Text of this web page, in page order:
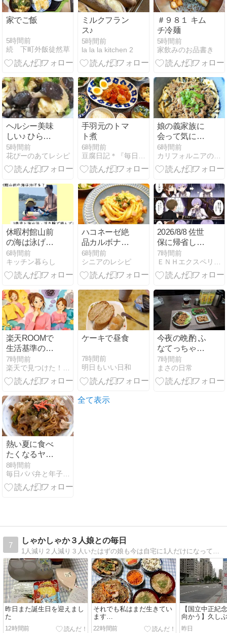
家でご飯
5時間前
続 下町外飯徒然草
ミルクフラン
ス♪
5時間前
la la la kitchen 2
＃９８１ キム
チ冷麺
5時間前
家飲みのお品書き
ヘルシー美味
しい♪ ひらた
けとたまごの
めんつゆバタ
ー炒め
5時間前
花ぴーのあてレシピ
手羽元のトマ
ト煮
6時間前
娘の義家族に
会って気にな
っていること
6時間前
カリフォルニアのばあさんブログ
休暇村館山前
の海は泳げ
る？3歳児と
海水浴・浮き
輪で遊んでみ
6時間前
キッチン暮らし
ハコネーゼ絶
品カルボナー
ラ
6時間前
シニアのレシピ
2026/8/8 佐世
保に帰省した
ので、ミニ漫
画（ジェイ
ド）
7時間前
楽天ROOMで
生活基準の違
いに迷わない
商品選びと投
稿の考え方
7時間前
ケーキで昼食
7時間前
明日もいい日和
今夜の晩酌 ふ
なてっちゃん
で一杯
7時間前
まさの日常
熱い夏に食べ
たくなるヤツ
その2
8時間前
全て表示
7
しゃかしゃか３人娘との毎日
昨日また誕生日を迎えまし
た
12時間前
それでも私はまだ生きてい
ます…
22時間前
【国立中正紀
向かう】久し
人5泊⑨2026/
昨日